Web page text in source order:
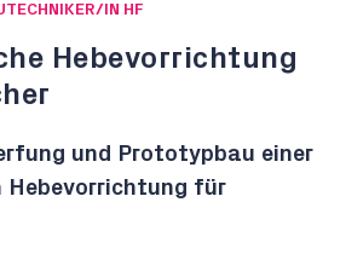
IN HF
Hebevorrichtung
und Prototypbau einer
Hebevorrichtung für